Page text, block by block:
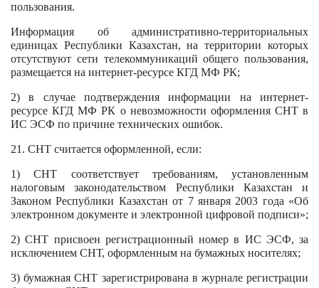
пользования.
Информация об административно-территориальных
единицах Республики Казахстан, на территории которых
отсутствуют сети телекоммуникаций общего пользования,
размещается на интернет-ресурсе КГД МФ РК;
2) в случае подтверждения информации на интернет-
ресурсе КГД МФ РК о невозможности оформления СНТ в
ИС ЭСФ по причине технических ошибок.
21. СНТ считается оформленной, если:
1) СНТ соответствует требованиям, установленным
налоговым законодательством Республики Казахстан и
Законом Республики Казахстан от 7 января 2003 года «Об
электронном документе и электронной цифровой подписи»;
2) СНТ присвоен регистрационный номер в ИС ЭСФ, за
исключением СНТ, оформленным на бумажных носителях;
3) бумажная СНТ зарегистрирована в журнале регистрации